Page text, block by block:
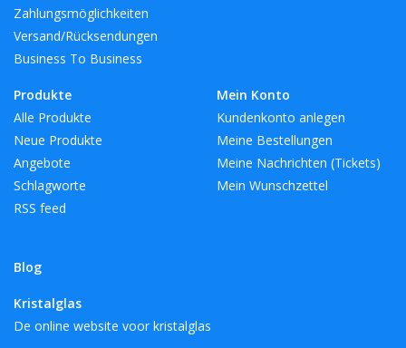
Zahlungsmöglichkeiten
Versand/Rücksendungen
Business To Business
Produkte
Alle Produkte
Neue Produkte
Angebote
Schlagworte
RSS feed
Blog
Mein Konto
Kundenkonto anlegen
Meine Bestellungen
Meine Nachrichten (Tickets)
Mein Wunschzettel
Kristalglas
De online website voor kristalglas